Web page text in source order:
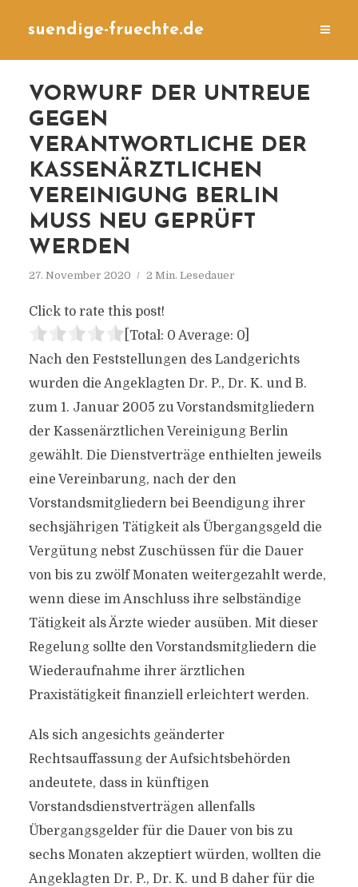
suendige-fruechte.de
VORWURF DER UNTREUE
GEGEN
VERANTWORTLICHE DER
KASSENÄRZTLICHEN
VEREINIGUNG BERLIN
MUSS NEU GEPRÜFT
WERDEN
27. November 2020 2 Min. Lesedauer
Click to rate this post!
[Total: 0 Average: 0]
Nach den Feststellungen des Landgerichts
wurden die Angeklagten Dr. P., Dr. K. und B.
zum 1. Januar 2005 zu Vorstandsmitgliedern
der Kassenärztlichen Vereinigung Berlin
gewählt. Die Dienstverträge enthielten jeweils
eine Vereinbarung, nach der den
Vorstandsmitgliedern bei Beendigung ihrer
sechsjährigen Tätigkeit als Übergangsgeld die
Vergütung nebst Zuschüssen für die Dauer
von bis zu zwölf Monaten weitergezahlt werde,
wenn diese im Anschluss ihre selbständige
Tätigkeit als Ärzte wieder ausüben. Mit dieser
Regelung sollte den Vorstandsmitgliedern die
Wiederaufnahme ihrer ärztlichen
Praxistätigkeit finanziell erleichtert werden.
Als sich angesichts geänderter
Rechtsauffassung der Aufsichtsbehörden
andeutete, dass in künftigen
Vorstandsdienstverträgen allenfalls
Übergangsgelder für die Dauer von bis zu
sechs Monaten akzeptiert würden, wollten die
Angeklagten Dr. P., Dr. K. und B daher für die